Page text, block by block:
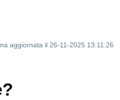
aggiornata il 26-11-2025 13:11:26